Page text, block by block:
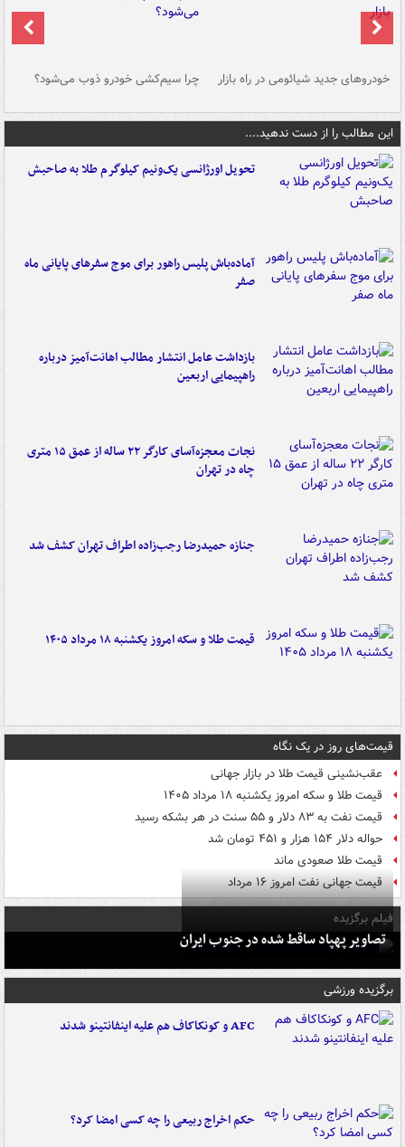
خودروهای جدید شیائومی در راه بازار چرا سیم‌کشی خودرو ذوب می‌شود؟
این مطالب را از دست ندهید....
تحویل اورژانسی یک‌ونیم کیلوگرم طلا به صاحبش
آماده‌باش پلیس راهور برای موج سفرهای پایانی ماه
صفر
بازداشت عامل انتشار مطالب اهانت‌آمیز درباره
راهپیمایی اربعین
نجات معجزه‌آسای کارگر ۲۲ ساله از عمق ۱۵ متری
چاه در تهران
جنازه حمیدرضا رجب‌زاده اطراف تهران کشف شد
قیمت طلا و سکه امروز یکشنبه ۱۸ مرداد ۱۴۰۵
قیمت‌های روز در یک نگاه
عقب‌نشینی قیمت طلا در بازار جهانی
قیمت طلا و سکه امروز یکشنبه ۱۸ مرداد ۱۴۰۵
قیمت نفت به ۸۳ دلار و ۵۵ سنت در هر بشکه رسید
حواله دلار ۱۵۴ هزار و ۴۵۱ تومان شد
قیمت طلا صعودی ماند
قیمت جهانی نفت امروز ۱۶ مرداد
فیلم برگزیده
تصاویر پهپاد ساقط شده در جنوب ایران
برگزیده ورزشی
AFC و کونکاکاف هم علیه اینفانتینو شدند
حکم اخراج ربیعی را چه کسی امضا کرد؟